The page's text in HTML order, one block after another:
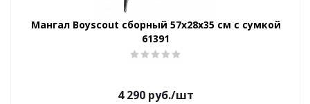
Мангал Boyscout сборный 57х28х35 см с сумкой
61391
4 290 руб./шт